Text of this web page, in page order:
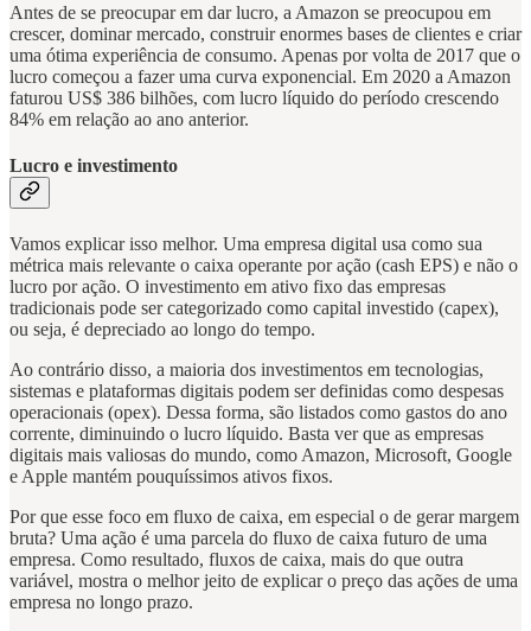
Antes de se preocupar em dar lucro, a Amazon se preocupou em
crescer, dominar mercado, construir enormes bases de clientes e criar
uma ótima experiência de consumo. Apenas por volta de 2017 que o
lucro começou a fazer uma curva exponencial. Em 2020 a Amazon
faturou US$ 386 bilhões, com lucro líquido do período crescendo
84% em relação ao ano anterior.
Lucro e investimento
Vamos explicar isso melhor. Uma empresa digital usa como sua
métrica mais relevante o caixa operante por ação (cash EPS) e não o
lucro por ação. O investimento em ativo fixo das empresas
tradicionais pode ser categorizado como capital investido (capex),
ou seja, é depreciado ao longo do tempo.
Ao contrário disso, a maioria dos investimentos em tecnologias,
sistemas e plataformas digitais podem ser definidas como despesas
operacionais (opex). Dessa forma, são listados como gastos do ano
corrente, diminuindo o lucro líquido. Basta ver que as empresas
digitais mais valiosas do mundo, como Amazon, Microsoft, Google
e Apple mantém pouquíssimos ativos fixos.
Por que esse foco em fluxo de caixa, em especial o de gerar margem
bruta? Uma ação é uma parcela do fluxo de caixa futuro de uma
empresa. Como resultado, fluxos de caixa, mais do que outra
variável, mostra o melhor jeito de explicar o preço das ações de uma
empresa no longo prazo.